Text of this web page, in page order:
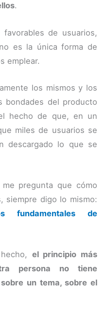
.
de usuarios,
es la única forma de
emplear.
los mismos y los
bondades del producto
hecho de que, en un
miles de usuarios se
descargado lo que se
pregunta que cómo
siempre digo lo mismo:
fundamentales de
el principio más
persona no tiene
un tema, sobre el